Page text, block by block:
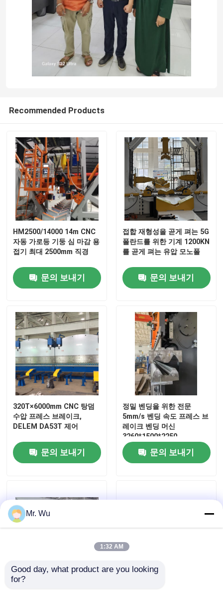
홈
제품
회사 소개
공장 견학
뉴스
사건
Recommended Products
HM2500/14000 14m CNC
자동 가로등 기둥 심 마감 용
접기 최대 2500mm 직경
문의 보내기
접합 재형성을 곧게 펴는 5G
폴란드를 위한 기계 1200KN
를 곧게 펴는 유압 모노폴
문의 보내기
320T×6000mm CNC 탕덤
수압 프레스 브레이크,
DELEM DA53T 제어
문의 보내기
정밀 벤딩을 위한 전문
5mm/s 벤딩 속도 프레스 브
레이크 벤딩 머신
3260*1500*2250
문의 보내기
중용용용용 압축 브레이크
Mr. Wu
1:32 AM
Good day, what product are you looking
for?